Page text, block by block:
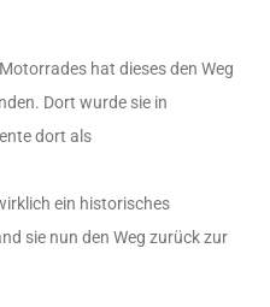
hat dieses den Weg
Dort wurde sie in
dort als
ein historisches
sie nun den Weg zurück zur